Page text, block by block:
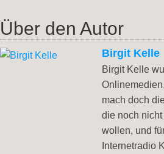
Über den Autor
Birgit Kelle
Birgit Kelle
mach doch
die noch
wollen, und
Internetradio